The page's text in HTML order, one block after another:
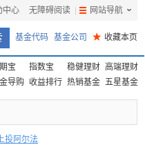
中心 无障碍阅读 网站导航
基金代码 基金公司 ★ 收藏本页
宝 指数宝 稳健理财 高端理财
导购 收益排行 热销基金 五星基金
投阿尔法